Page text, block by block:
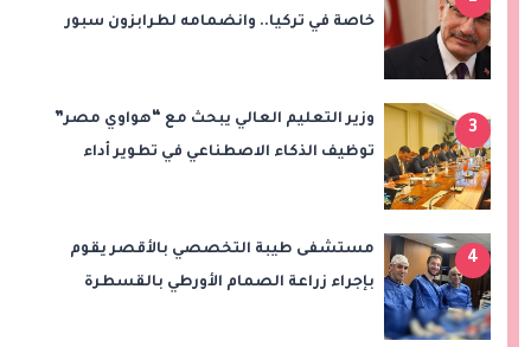
خاصة في تركيا.. وانضمامه لطرابزون سبور
3
وزير التعليم العالي يبحث مع “هواوي مصر”
توظيف الذكاء الاصطناعي في تطوير أداء
4
مستشفى طيبة التخصصي بالأقصر يقوم
بإجراء زراعة الصمام الأورطي بالقسطرة